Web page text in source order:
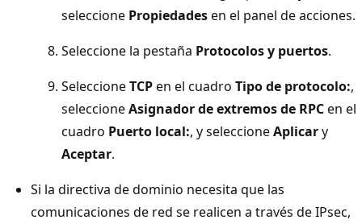
seleccione Propiedadesen el panel de acciones.
Seleccione la pestaña Protocolos y puertos.
SeleccioneTCPen el cuadro Tipo de protocolo:,
seleccioneAsignador de extremos de RPCen el
cuadro Puerto local:, y seleccioneAplicary
Aceptar.
Si la directiva de dominio necesita que las
comunicaciones de red se realicen a través de IPsec,